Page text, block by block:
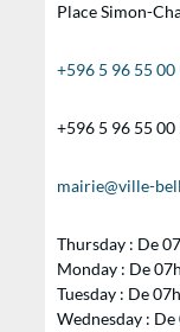
Place Simon-
+596 5 96 55 00
+596 5 96 55 00
mairie@ville-
Thursday : De
Monday : De
Tuesday : De
Wednesday :